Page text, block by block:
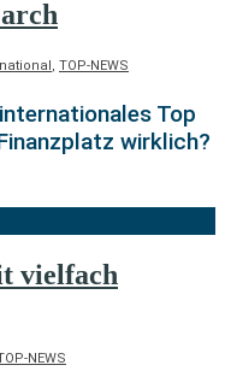
, TOP-NEWS
Top
wirklich?
vielfach
NEWS